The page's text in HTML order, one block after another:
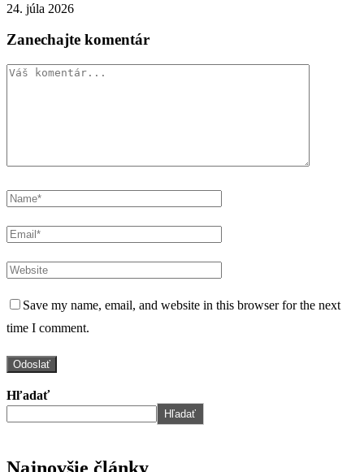
24. júla 2026
Zanechajte komentár
Save my name, email, and website in this browser for the next
time I comment.
Hľadať
Hľadať